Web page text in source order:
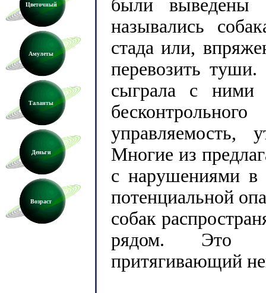
Цветочный
Амулеты
Таланты
Деньги
Возраст
были
назывались
стада или,
перевозить
сыграла с ними
управляемость,
Многие из
с нарушениями в
потенциальной
собак
рядом. Это
притягивающий